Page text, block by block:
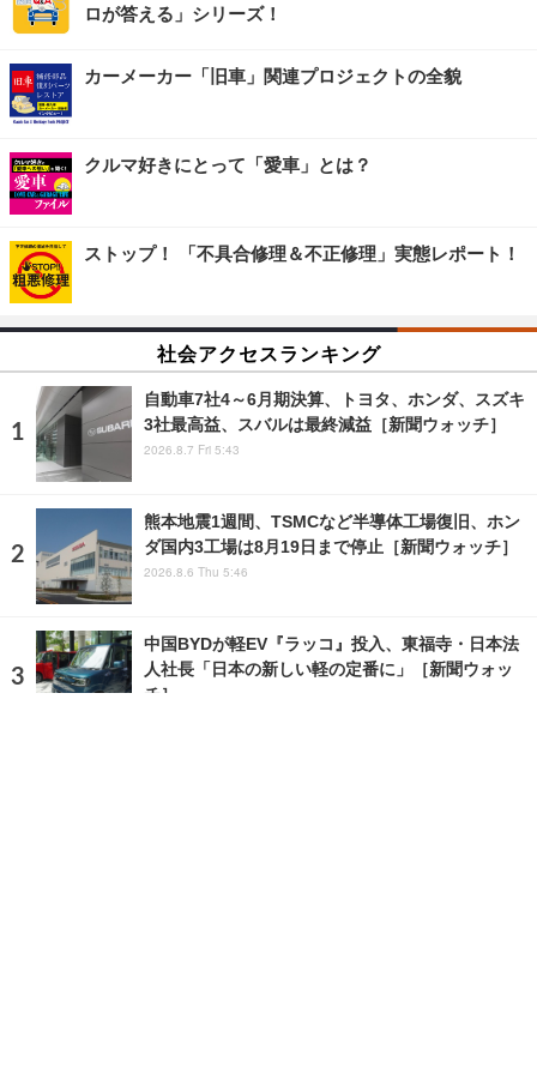
ロが答える」シリーズ！
カーメーカー「旧車」関連プロジェクトの全貌
クルマ好きにとって「愛車」とは？
ストップ！ 「不具合修理＆不正修理」実態レポート！
社会アクセスランキング
自動車7社4～6月期決算、トヨタ、ホンダ、スズキ
3社最高益、スバルは最終減益［新聞ウォッチ］
2026.8.7 Fri 5:43
熊本地震1週間、TSMCなど半導体工場復旧、ホン
ダ国内3工場は8月19日まで停止［新聞ウォッチ］
2026.8.6 Thu 5:46
中国BYDが軽EV『ラッコ』投入、東福寺・日本法
人社長「日本の新しい軽の定番に」［新聞ウォッ
チ］